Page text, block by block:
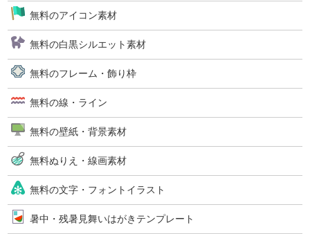
無料のアイコン素材
無料の白黒シルエット素材
無料のフレーム・飾り枠
無料の線・ライン
無料の壁紙・背景素材
無料ぬりえ・線画素材
無料の文字・フォントイラスト
暑中・残暑見舞いはがきテンプレート